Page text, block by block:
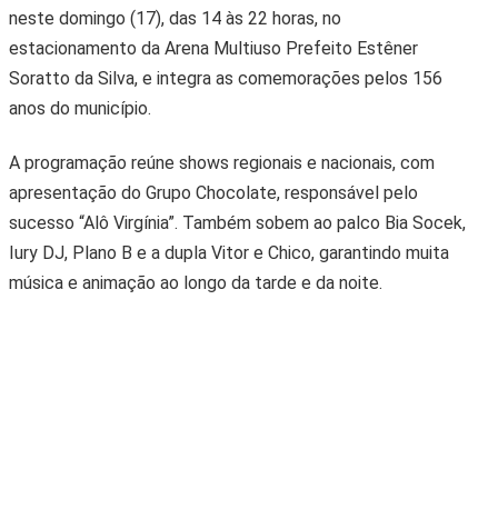
neste domingo (17), das 14 às 22 horas, no
estacionamento da Arena Multiuso Prefeito Estêner
Soratto da Silva, e integra as comemorações pelos 156
anos do município.
A programação reúne shows regionais e nacionais, com
apresentação do Grupo Chocolate, responsável pelo
sucesso “Alô Virgínia”. Também sobem ao palco Bia Socek,
Iury DJ, Plano B e a dupla Vitor e Chico, garantindo muita
música e animação ao longo da tarde e da noite.